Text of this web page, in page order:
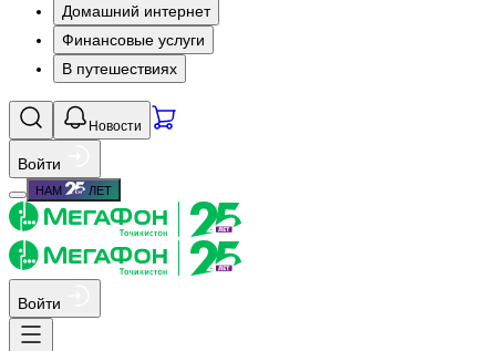
Домашний интернет
Финансовые услуги
В путешествиях
Новости
Войти
НАМ ЛЕТ
Войти